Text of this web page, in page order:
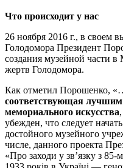
Что происходит у нас
26 ноября 2016 г., в своем
Голодомора Президент
создания музейной части
жертв Голодомора.
Как отметил Порошенко,
соответствующая
мемориального искусства
убежден, что следует
достойного музейного
числе, данного проекта
«Про заходи у зв’язку з